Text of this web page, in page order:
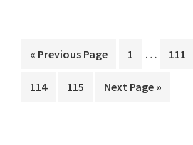
« Go
Previous Page Page
1
Interim
omitted
… Page
111
Page
114 Page
115
Go
Next Page »